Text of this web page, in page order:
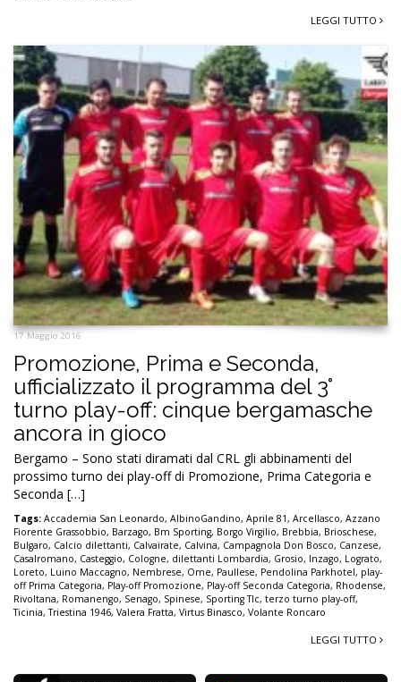
LEGGI TUTTO
17 Maggio 2016
Promozione, Prima e Seconda,
ufficializzato il programma del 3°
turno play-off: cinque bergamasche
ancora in gioco
Bergamo – Sono stati diramati dal CRL gli abbinamenti del
prossimo turno dei play-off di Promozione, Prima Categoria e
Seconda […]
Tags: Accademia San Leonardo, AlbinoGandino, Aprile 81, Arcellasco, Azzano
Fiorente Grassobbio, Barzago, Bm Sporting, Borgo Virgilio, Brebbia, Brioschese,
Bulgaro, Calcio dilettanti, Calvairate, Calvina, Campagnola Don Bosco, Canzese,
Casalromano, Casteggio, Cologne, dilettanti Lombardia, Grosio, Inzago, Lograto,
Loreto, Luino Maccagno, Nembrese, Ome, Paullese, Pendolina Parkhotel, play-
off Prima Categoria, Play-off Promozione, Play-off Seconda Categoria, Rhodense,
Rivoltana, Romanengo, Senago, Spinese, Sporting Tlc, terzo turno play-off,
Ticinia,Triestina 1946, Valera Fratta, Virtus Binasco, Volante Roncaro
LEGGI TUTTO